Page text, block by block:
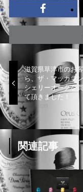
滋賀県草津市のお
ら、ザ・マッカラ
シェリーオークを
て頂きました！
関連記事